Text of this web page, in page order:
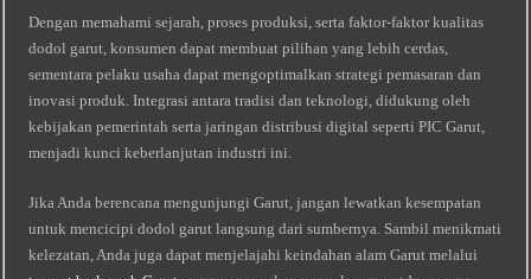
Dengan memahami sejarah, proses produksi, serta faktor-faktor kualitas
dodol garut, konsumen dapat membuat pilihan yang lebih cerdas,
sementara pelaku usaha dapat mengoptimalkan strategi pemasaran dan
inovasi produk. Integrasi antara tradisi dan teknologi, didukung oleh
kebijakan pemerintah serta jaringan distribusi digital seperti PIC Garut,
menjadi kunci keberlanjutan industri ini.
Jika Anda berencana mengunjungi Garut, jangan lewatkan kesempatan
untuk mencicipi dodol garut langsung dari sumbernya. Sambil menikmati
kelezatan, Anda juga dapat menjelajahi keindahan alam Garut melalui